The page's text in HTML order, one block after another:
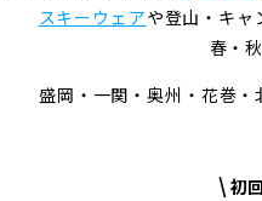
スキーウェアや登山・キャ
春・
盛岡・一関・奥州・花巻
\ 初